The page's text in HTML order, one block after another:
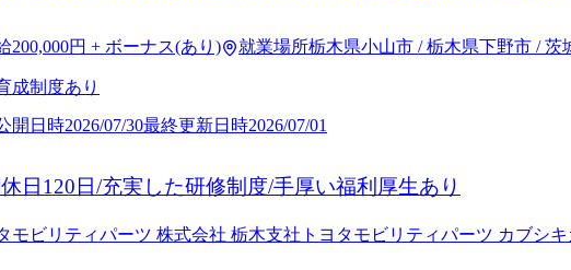
200,000円 + ボーナス(あり) 就業場所栃木県小山市 / 栃木県下野市 / 茨
成制度あり
開日時2026/07/30最終更新日時2026/07/01
日120日/充実した研修制度/手厚い福利厚生あり
モビリティパーツ 株式会社 栃木支社 トヨタモビリティパーツ カブシ